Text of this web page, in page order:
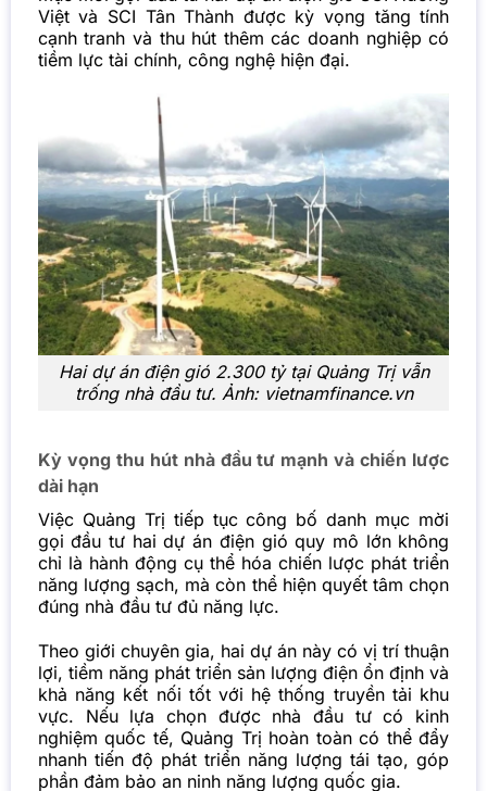
Việt và SCI Tân Thành được kỳ vọng tăng tính
cạnh tranh và thu hút thêm các doanh nghiệp có
tiềm lực tài chính, công nghệ hiện đại.
Hai dự án điện gió 2.300 tỷ tại Quảng Trị vẫn
trống nhà đầu tư. Ảnh: vietnamfinance.vn
Kỳ vọng thu hút nhà đầu tư mạnh và chiến lược
dài hạn
Việc Quảng Trị tiếp tục công bố danh mục mời
gọi đầu tư hai dự án điện gió quy mô lớn không
chỉ là hành động cụ thể hóa chiến lược phát triển
năng lượng sạch, mà còn thể hiện quyết tâm chọn
đúng nhà đầu tư đủ năng lực.
Theo giới chuyên gia, hai dự án này có vị trí thuận
lợi, tiềm năng phát triển sản lượng điện ổn định và
khả năng kết nối tốt với hệ thống truyền tải khu
vực. Nếu lựa chọn được nhà đầu tư có kinh
nghiệm quốc tế, Quảng Trị hoàn toàn có thể đẩy
nhanh tiến độ phát triển năng lượng tái tạo, góp
phần đảm bảo an ninh năng lượng quốc gia.